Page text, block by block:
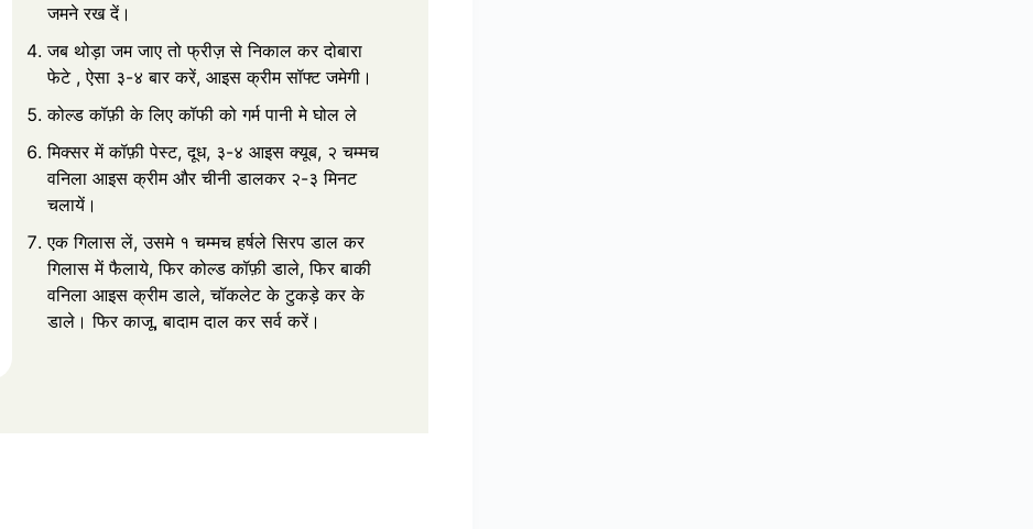
जमने रख दें।
जब थोड़ा जम जाए तो फ्रीज़ से निकाल कर दोबारा
फेटे , ऐसा ३-४ बार करें, आइस क्रीम सॉफ्ट जमेगी।
कोल्ड कॉफ़ी के लिए कॉफी को गर्म पानी मे घोल ले
मिक्सर में कॉफ़ी पेस्ट, दूध, ३-४ आइस क्यूब, २ चम्मच
वनिला आइस क्रीम और चीनी डालकर २-३ मिनट
चलायें।
एक गिलास लें, उसमे १ चम्मच हर्षले सिरप डाल कर
गिलास में फैलाये, फिर कोल्ड कॉफ़ी डाले, फिर बाकी
वनिला आइस क्रीम डाले, चॉकलेट के टुकड़े कर के
डाले। फिर काजू, बादाम दाल कर सर्व करें।